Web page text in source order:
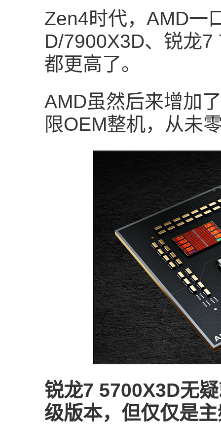
Zen4时代，AMD一
D/7900X3D、锐龙
都更高了。
AMD虽然后来增加
限OEM整机，从未
锐龙7 5700X3D无
级版本，但仅仅是